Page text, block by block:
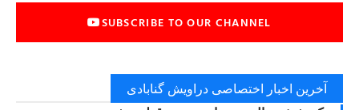
SUBSCRIBE TO OUR CHANNEL
آخرین اخبار اختصاصی دراویش گنابادی